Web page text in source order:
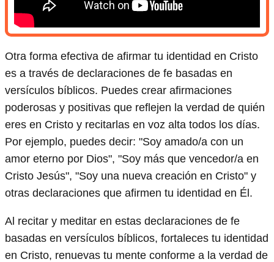
Otra forma efectiva de afirmar tu identidad en Cristo
es a través de declaraciones de fe basadas en
versículos bíblicos. Puedes crear afirmaciones
poderosas y positivas que reflejen la verdad de quién
eres en Cristo y recitarlas en voz alta todos los días.
Por ejemplo, puedes decir: "Soy amado/a con un
amor eterno por Dios", "Soy más que vencedor/a en
Cristo Jesús", "Soy una nueva creación en Cristo" y
otras declaraciones que afirmen tu identidad en Él.
Al recitar y meditar en estas declaraciones de fe
basadas en versículos bíblicos, fortaleces tu identidad
en Cristo, renuevas tu mente conforme a la verdad de